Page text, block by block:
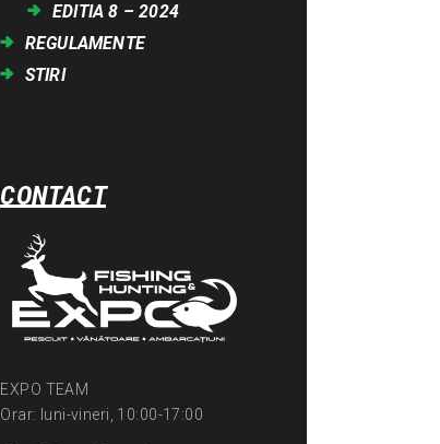
EDITIA 8 – 2024
REGULAMENTE
STIRI
CONTACT
EXPO TEAM
Orar: luni-vineri, 10:00-17:00